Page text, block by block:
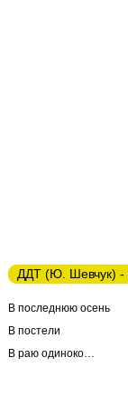
ДДТ (Ю. Шевчук) -
В последнюю осень
В постели
В раю одиноко…